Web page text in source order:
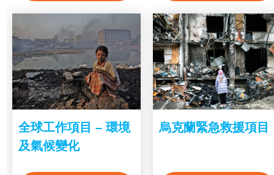
全球工作項目 – 環境
及氣候變化
烏克蘭緊急救援項目